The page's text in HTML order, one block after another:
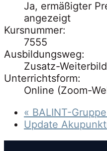
Ja, ermäßigter
angezeigt
Kursnummer:
7555
Ausbildungsweg:
Zusatz-
Unterrichtsform:
Online (Zoom-
« BALINT-Gruppe
Update